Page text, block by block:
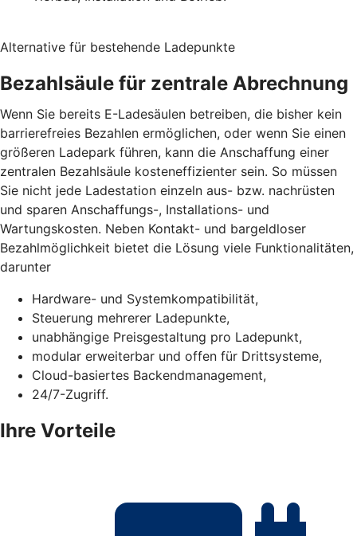
Alternative für bestehende Ladepunkte
Bezahlsäule für zentrale Abrechnung
Wenn Sie bereits E-Ladesäulen betreiben, die bisher kein
barrierefreies Bezahlen ermöglichen, oder wenn Sie einen
größeren Ladepark führen, kann die Anschaffung einer
zentralen Bezahlsäule kosteneffizienter sein. So müssen
Sie nicht jede Ladestation einzeln aus- bzw. nachrüsten
und sparen Anschaffungs-, Installations- und
Wartungskosten. Neben Kontakt- und bargeldloser
Bezahlmöglichkeit bietet die Lösung viele Funktionalitäten,
darunter
Hardware- und Systemkompatibilität,
Steuerung mehrerer Ladepunkte,
unabhängige Preisgestaltung pro Ladepunkt,
modular erweiterbar und offen für Drittsysteme,
Cloud-basiertes Backendmanagement,
24/7-Zugriff.
Ihre Vorteile